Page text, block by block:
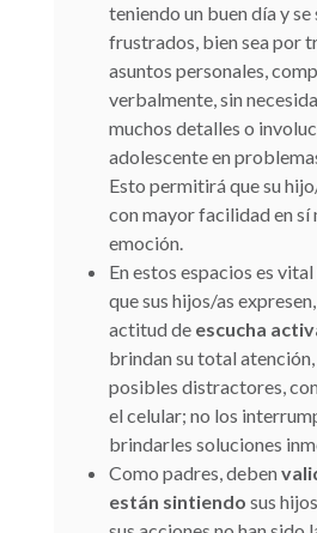
teniendo un buen día y
frustrados, bien sea por
asuntos personales,
verbalmente, sin
muchos detalles o
adolescente en
Esto permitirá que su
con mayor facilidad en sí
emoción.
En estos espacios es vital
que sus hijos/as
actitud de escucha
brindan su total
posibles distractores,
el celular; no los
brindarles soluciones
Como padres, deben
están sintiendo sus